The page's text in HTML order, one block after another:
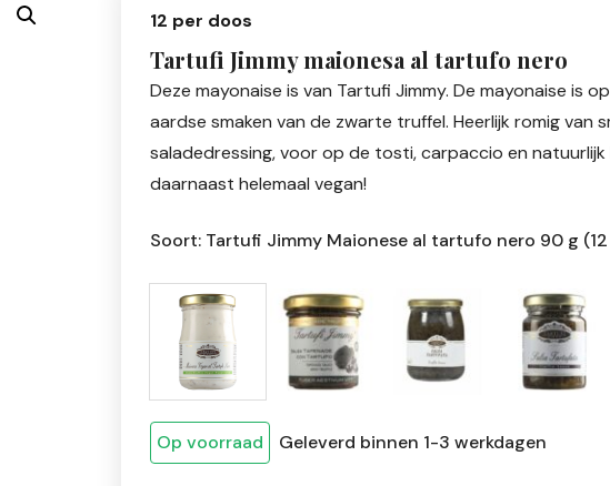
12 per doos
Tartufi Jimmy maionesa al tartufo nero
Deze mayonaise is van Tartufi Jimmy. De mayonaise is
aardse smaken van de zwarte truffel. Heerlijk romig van
saladedressing, voor op de tosti, carpaccio en
daarnaast helemaal vegan!
Soort: Tartufi Jimmy Maionese al tartufo nero 90 g
Op voorraad Geleverd binnen 1-3 werkdagen